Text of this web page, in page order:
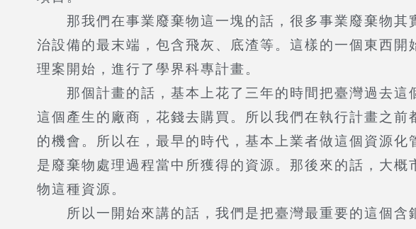
那我們在事業廢棄物這一塊的話，很多事業廢棄物其
治設備的最末端，包含飛灰、底渣等。這樣的一個東西
理案開始，進行了學界科專計畫。
那個計畫的話，基本上花了三年的時間把臺灣過去這
這個產生的廠商，花錢去購買。所以我們在執行計畫之
的機會。所以在，最早的時代，基本上業者做這個資源
是廢棄物處理過程當中所獲得的資源。那後來的話，大
物這種資源。
所以一開始來講的話，我們是把臺灣最重要的這個含